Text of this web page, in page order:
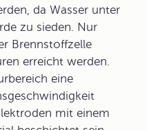
da Wasser unter
zu sieden. Nur
Brennstoffzelle
erreicht werden.
eine
mit einem